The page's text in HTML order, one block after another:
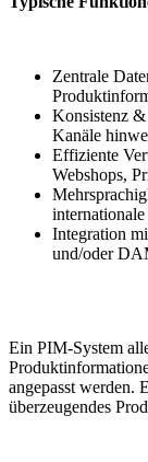
Zentrale
Konsistenz
Kanäle
Effiziente
Webshops,
Integration
und/oder
Ein PIM-System
angepasst werden.
überzeugendes